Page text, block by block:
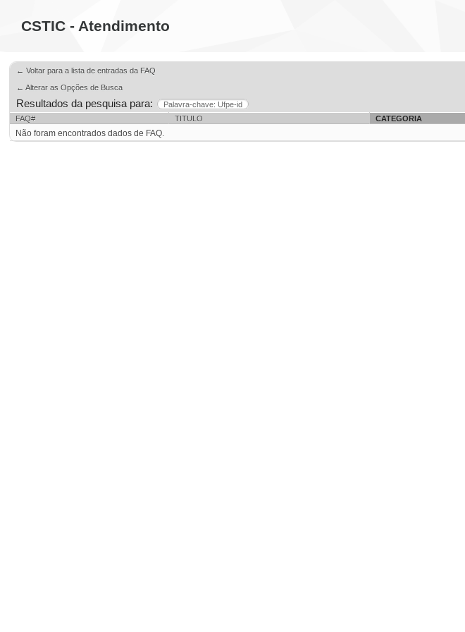
CSTIC - Atendimento
← Voltar para a lista de entradas da FAQ
← Alterar as Opções de Busca
Resultados da pesquisa para:
Palavra-chave: Ufpe-id
FAQ#
TITULO CATEGORIA
Não foram encontrados dados de FAQ.